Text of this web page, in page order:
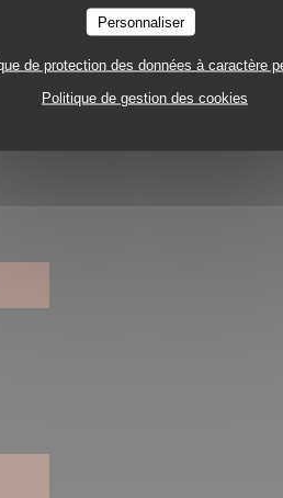
Personnaliser
de protection des données à caractère
Politique de gestion des cookies
Gindou
((ouvre une nouvelle fenêtre))